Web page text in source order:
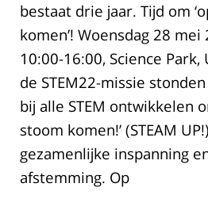
bestaat drie jaar. Tijd om
komen’! Woensdag 28 mei
10:00-16:00, Science
de STEM22-missie
bij alle STEM ontwikkelen
stoom komen!’ (STEAM
gezamenlijke inspanning
afstemming. Op